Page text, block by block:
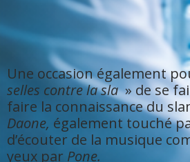
Une occasion également
selles contre la sla» de se
faire la connaissance du
Daone, également touché
d’écouter de la musique
yeux par Pone.